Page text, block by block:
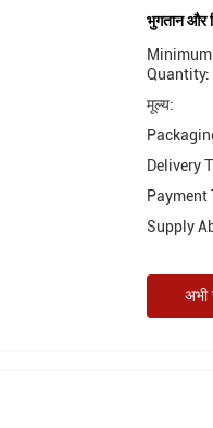
भुगतान और
Quantity:
मूल्य:
Delivery
Payment
Supply
अभी